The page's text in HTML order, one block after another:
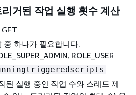
거된 작업 실행 횟수 계산
중 하나가 필요합니다.
ROLE_USER
된 실행 중인 작업 수와 스레드 제